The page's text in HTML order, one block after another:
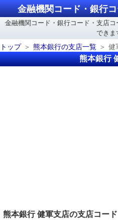
金融機関コード・銀行
金融機関コード・銀行コード・支店
できま
トップ
熊本銀行の支店一覧 健
熊本銀行
熊本銀行 健軍支店の支店コー